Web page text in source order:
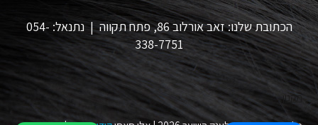
הכתובת שלנו: זאב אורלוב 86, פתח תקווה | נתנאל: 054-
338-7751
תקנון